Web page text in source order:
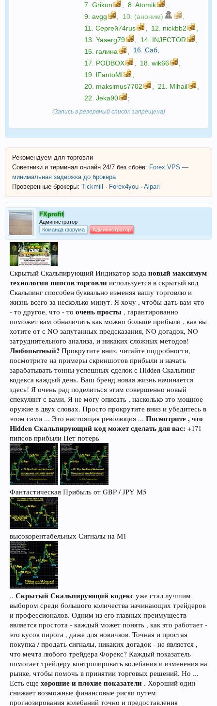
7. Grikon 8. Atomik
9. avgg 10. (аноним)
11. Сергей74rus 12. nickbb2
13. Yaserg79 14. INJECTOR
15. галина 16. Саб
17. PODBOX 18. wik66
19. lFantoMl
20. maksimus7702 21. Mihail
22. Jeka90 ;
(Запись в резервный список запрещена)
Рекомендуем для торговли
Советники и терминал онлайн 24/7 без сбоёв: Forex VPS —
минимальная задержка до брокера
Проверенные брокеры: Tickmill · Forex4you · Alpari
FXprofit
Администратор
Команда форума
Администратор
Скрытый Скальпирующий Индикатор кода новый максимум
технологии пипсов торговли используется в скрытый код
Скальпинг способен буквально изменяя вашу торговлю и
жизнь всего за несколько минут. Я хочу , чтобы дать вам что
- то другое, что - то очень просты , гарантированно
поможет вам обналичить как можно больше прибыли , как вы
хотите от с NO запутанных предсказания, NO догадок, NO
затруднительного анализа, и никаких сложных методов!
Любопытный? Прокрутите вниз, читайте подробности,
посмотрите на примеры скриншотов прибыли и начать
зарабатывать тонны успешных сделок с Hidden Скальпинг
кодекса каждый день. Ваш бренд новая жизнь начинается
здесь! Я очень рад поделиться этим совершенно новый
спекулянт с вами. Я не могу описать , насколько это мощное
оружие в двух словах. Просто прокрутите вниз и убедитесь в
этом сами ... Это настоящая революция ... Посмотрите , что
Hidden Скальпирующий код может сделать для вас: +171
пипсов прибыли Нет потерь
Фантастическая Прибыль от GBP / JPY M5
высокорентабельных Сигналы на М1
.. Скрытый Скальпирующий кодекс уже стал лучшим
выбором среди большого количества начинающих трейдеров
и профессионалов. Одним из его главных преимуществ
является простота - каждый может понять , как это работает -
это кусок пирога , даже для новичков. Точная и простая
покупка / продать сигналы, никаких догадок - не является ,
что мечта любого трейдера Форекс? Каждый показатель
помогает трейдеру контролировать колебания и изменения на
рынке, чтобы помочь в принятии торговых решений. Но ...
Есть еще хорошие и плохие показатели . Хороший один
снижает возможные финансовые риски путем
прогнозирования колебаний точно и предоставления